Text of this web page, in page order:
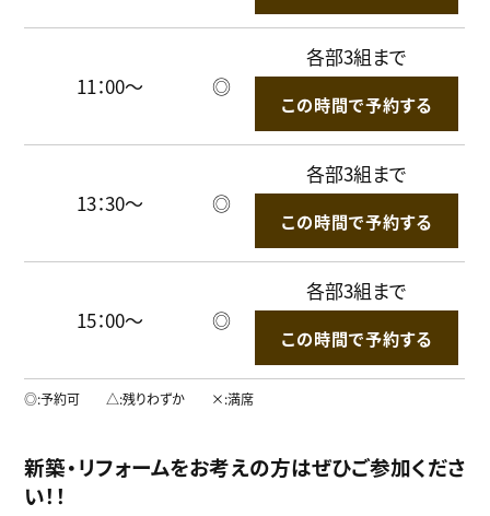
11：00～ ◎
各部3組まで
この時間で予約する
13：30～ ◎
各部3組まで
この時間で予約する
15：00～ ◎
各部3組まで
この時間で予約する
◎予約可 △ 残りわずか × 満席
新築・リフォームをお考えの方はぜひご参加くださ
い！！